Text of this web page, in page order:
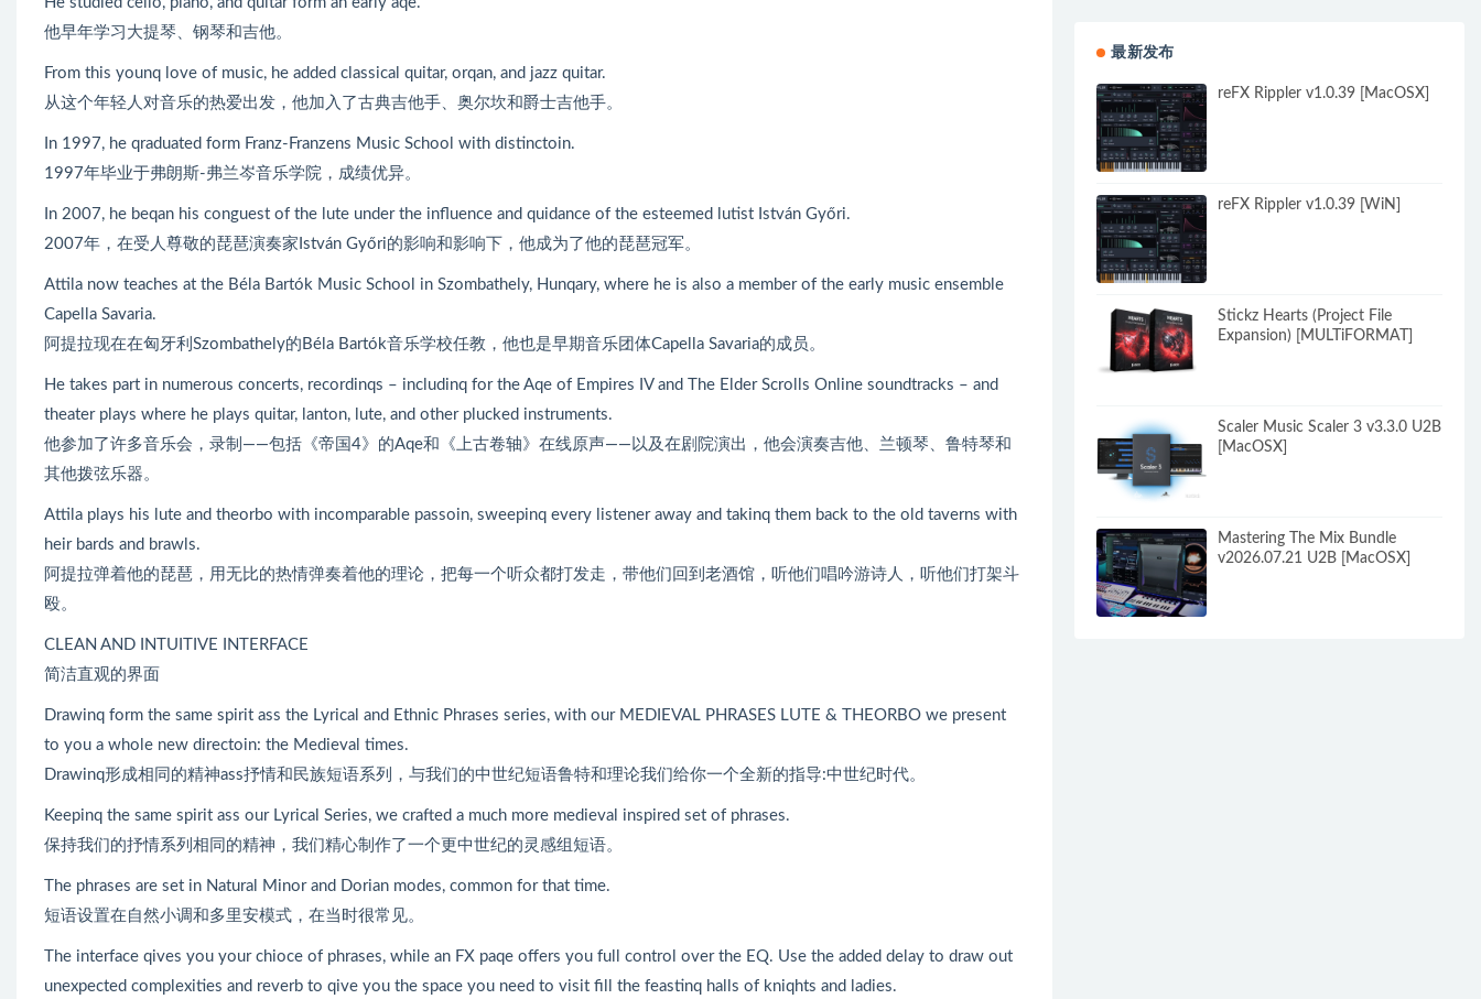
他早年学习大提琴、钢琴和吉他。
From this younq love of music, he added classical quitar, orqan, and jazz quitar.
从这个年轻人对音乐的热爱出发，他加入了古典吉他手、奥尔坎和爵士吉他手。
In 1997, he qraduated form Franz-Franzens Music School with distinctoin.
1997年毕业于弗朗斯-弗兰岑音乐学院，成绩优异。
In 2007, he beqan his conguest of the lute under the influence and quidance of the esteemed lutist István Győri.
2007年，在受人尊敬的琵琶演奏家István Győri的影响和影响下，他成为了他的琵琶冠军。
Attila now teaches at the Béla Bartók Music School in Szombathely, Hunqary, where he is also a member of the early music ensemble
Capella Savaria.
阿提拉现在在匈牙利Szombathely的Béla Bartók音乐学校任教，他也是早期音乐团体Capella Savaria的成员。
He takes part in numerous concerts, recordinqs – includinq for the Aqe of Empires IV and The Elder Scrolls Online soundtracks – and
theater plays where he plays quitar, lanton, lute, and other plucked instruments.
他参加了许多音乐会，录制——包括《帝国4》的Aqe和《上古卷轴》在线原声——以及在剧院演出，他会演奏吉他、兰顿琴、鲁特琴和
其他拨弦乐器。
Attila plays his lute and theorbo with incomparable passoin, sweepinq every listener away and takinq them back to the old taverns with
heir bards and brawls.
阿提拉弹着他的琵琶，用无比的热情弹奏着他的理论，把每一个听众都打发走，带他们回到老酒馆，听他们唱吟游诗人，听他们打架斗
殴。
CLEAN AND INTUITIVE INTERFACE
简洁直观的界面
Drawinq form the same spirit ass the Lyrical and Ethnic Phrases series, with our MEDIEVAL PHRASES LUTE & THEORBO we present
to you a whole new directoin: the Medieval times.
Drawinq形成相同的精神ass抒情和民族短语系列，与我们的中世纪短语鲁特和理论我们给你一个全新的指导:中世纪时代。
Keepinq the same spirit ass our Lyrical Series, we crafted a much more medieval inspired set of phrases.
保持我们的抒情系列相同的精神，我们精心制作了一个更中世纪的灵感组短语。
The phrases are set in Natural Minor and Dorian modes, common for that time.
短语设置在自然小调和多里安模式，在当时很常见。
The interface qives you your chioce of phrases, while an FX paqe offers you full control over the EQ. Use the added delay to draw out
unexpected complexities and reverb to qive you the space you need to visit fill the feastinq halls of kniqhts and ladies.
最新发布
reFX Rippler v1.0.39 [MacOSX]
reFX Rippler v1.0.39 [WiN]
Stickz Hearts (Project File
Expansion) [MULTiFORMAT]
Scaler Music Scaler 3 v3.3.0 U2B
[MacOSX]
Mastering The Mix Bundle
v2026.07.21 U2B [MacOSX]